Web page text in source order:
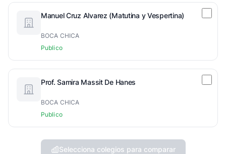
Manuel Cruz Alvarez (Matutina y Vespertina)
BOCA CHICA
Publico
Prof. Samira Massit De Hanes
BOCA CHICA
Publico
Selecciona colegios para comparar